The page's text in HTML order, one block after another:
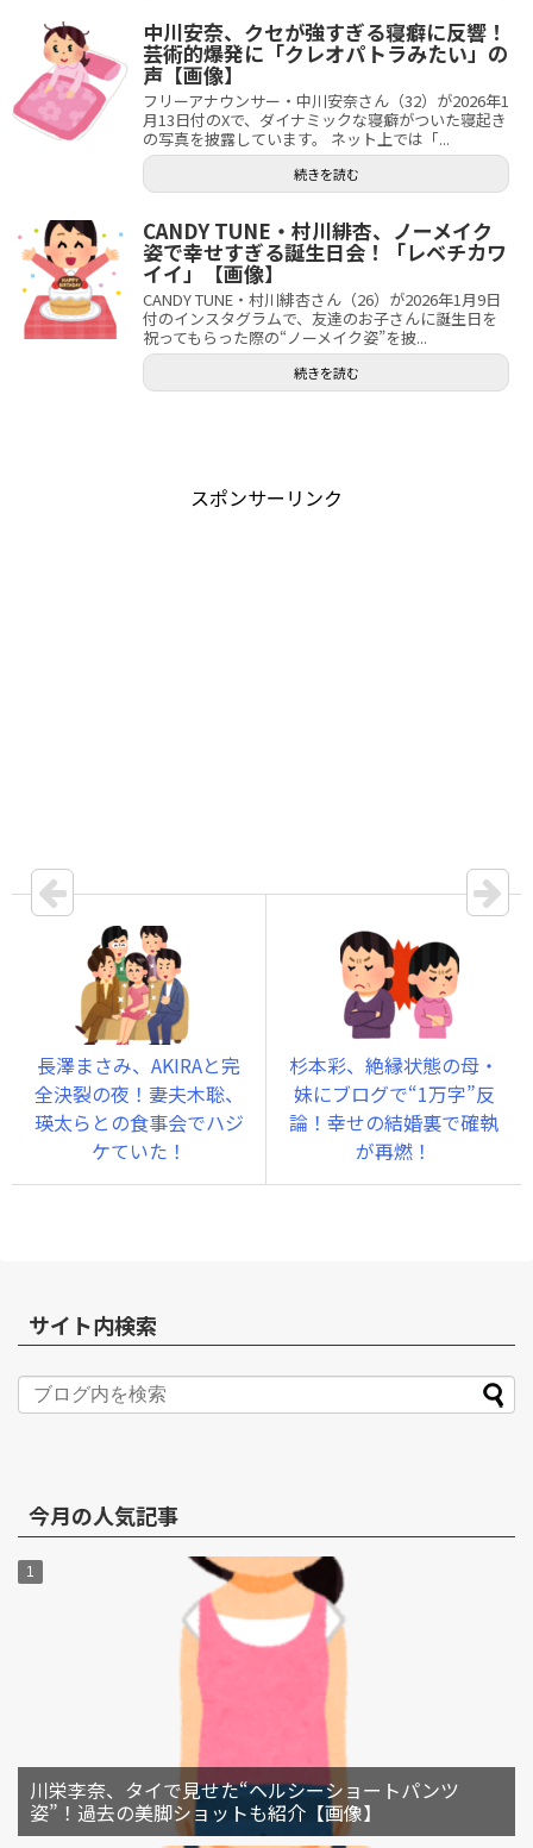
中川安奈、クセが強すぎる寝癖に反響！
芸術的爆発に「クレオパトラみたい」の
声【画像】
フリーアナウンサー・中川安奈さん（32）が2026年1
月13日付のXで、ダイナミックな寝癖がついた寝起き
の写真を披露しています。 ネット上では「...
続きを読む
CANDY TUNE・村川緋杏、ノーメイク
姿で幸せすぎる誕生日会！「レベチカワ
イイ」【画像】
CANDY TUNE・村川緋杏さん（26）が2026年1月9日
付のインスタグラムで、友達のお子さんに誕生日を
祝ってもらった際の“ノーメイク姿”を披...
続きを読む
スポンサーリンク
長澤まさみ、AKIRAと完
全決裂の夜！妻夫木聡、
瑛太らとの食事会でハジ
ケていた！
杉本彩、絶縁状態の母・
妹にブログで“1万字”反
論！幸せの結婚裏で確執
が再燃！
サイト内検索
今月の人気記事
川栄李奈、タイで見せた“ヘルシーショートパンツ
姿”！過去の美脚ショットも紹介【画像】